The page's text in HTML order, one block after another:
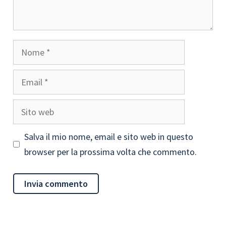
Sito
web
Salva il mio nome, email e sito web in questo
browser per la prossima volta che commento.